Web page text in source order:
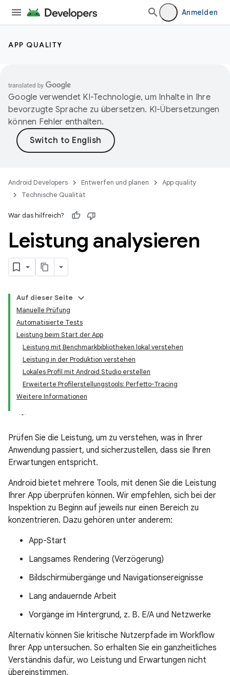
Anmelden
APP QUALITY
Google verwendet KI-Technologie, um Inhalte in Ihre
bevorzugte Sprache zu übersetzen. KI-Übersetzungen
können Fehler enthalten.
Android Developers Entwerfen und planen
App quality
Technische Qualität
War das hilfreich?
Leistung analysieren
Auf dieser Seite
Manuelle Prüfung
Automatisierte Tests
Leistung beim Start der App
Leistung mit Benchmarkbibliotheken lokal verstehen
Leistung in der Produktion verstehen
Lokales Profil mit Android Studio erstellen
Erweiterte Profilerstellungstools: Perfetto-Tracing
Weitere Informationen
Prüfen Sie die Leistung, um zu verstehen, was in Ihrer
Anwendung passiert, und sicherzustellen, dass sie Ihren
Erwartungen entspricht.
Android bietet mehrere Tools, mit denen Sie die Leistung
Ihrer App überprüfen können. Wir empfehlen, sich bei der
Inspektion zu Beginn auf jeweils nur einen Bereich zu
konzentrieren. Dazu gehören unter anderem:
App-Start
Langsames Rendering (Verzögerung)
Bildschirmübergänge und Navigationsereignisse
Lang andauernde Arbeit
Vorgänge im Hintergrund, z. B. E/A und Netzwerke
Alternativ können Sie kritische Nutzerpfade im Workflow
Ihrer App untersuchen. So erhalten Sie ein ganzheitliches
Verständnis dafür, wo Leistung und Erwartungen nicht
übereinstimmen.